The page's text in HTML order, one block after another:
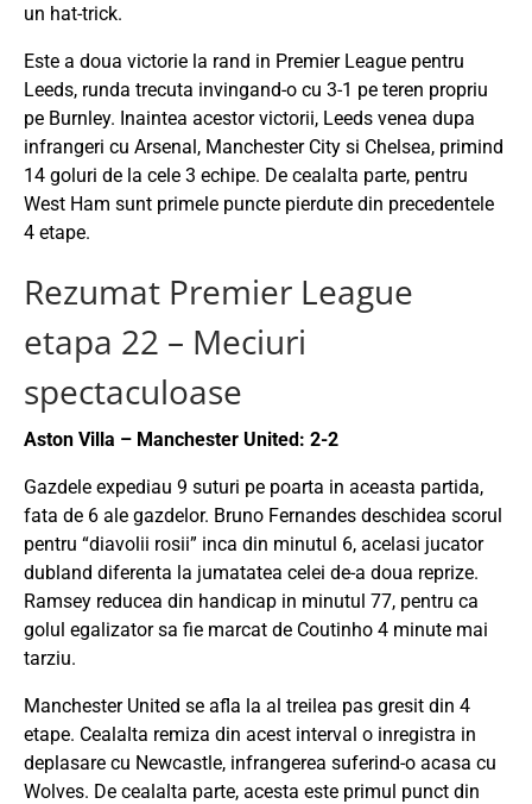
un hat-trick.
Este a doua victorie la rand in Premier League pentru
Leeds, runda trecuta invingand-o cu 3-1 pe teren propriu
pe Burnley. Inaintea acestor victorii, Leeds venea dupa
infrangeri cu Arsenal, Manchester City si Chelsea, primind
14 goluri de la cele 3 echipe. De cealalta parte, pentru
West Ham sunt primele puncte pierdute din precedentele
4 etape.
Rezumat Premier League
etapa 22 – Meciuri
spectaculoase
Aston Villa – Manchester United: 2-2
Gazdele expediau 9 suturi pe poarta in aceasta partida,
fata de 6 ale gazdelor. Bruno Fernandes deschidea scorul
pentru “diavolii rosii” inca din minutul 6, acelasi jucator
dubland diferenta la jumatatea celei de-a doua reprize.
Ramsey reducea din handicap in minutul 77, pentru ca
golul egalizator sa fie marcat de Coutinho 4 minute mai
tarziu.
Manchester United se afla la al treilea pas gresit din 4
etape. Cealalta remiza din acest interval o inregistra in
deplasare cu Newcastle, infrangerea suferind-o acasa cu
Wolves. De cealalta parte, acesta este primul punct din